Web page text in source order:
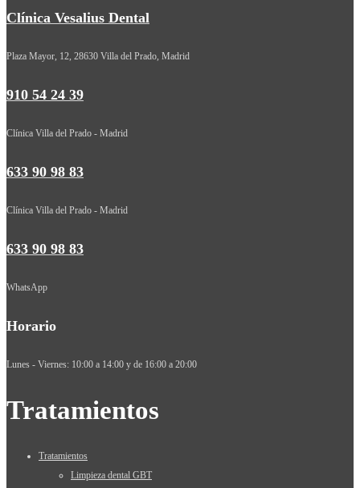
Clínica Vesalius Dental
Plaza Mayor, 12, 28630 Villa del Prado, Madrid
910 54 24 39
Clínica Villa del Prado - Madrid
633 90 98 83
Clínica Villa del Prado - Madrid
633 90 98 83
WhatsApp
Horario
Lunes - Viernes: 10:00 a 14:00 y de 16:00 a 20:00
Tratamientos
Tratamientos
Limpieza dental GBT